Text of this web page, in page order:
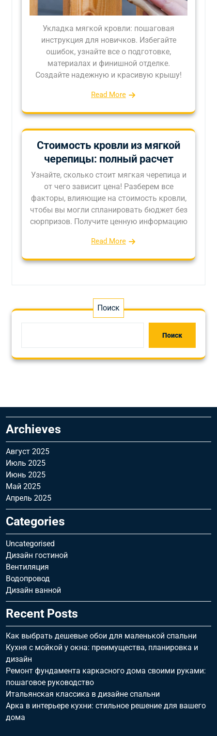
Укладка мягкой кровли: пошаговая
инструкция для новичков. Избегайте
ошибок, узнайте все о подготовке,
материалах и финишной отделке.
Создайте надежную и красивую крышу!
Read More
Стоимость кровли из мягкой
черепицы: полный расчет
Узнайте, сколько стоит мягкая черепица и
от чего зависит цена! Разберем все
факторы, влияющие на стоимость кровли,
чтобы вы могли спланировать бюджет без
сюрпризов. Получите ценную информацию
Read More
Поиск
Поиск
Archieves
Август 2025
Июль 2025
Июнь 2025
Май 2025
Апрель 2025
Categories
Uncategorised
Дизайн гостиной
Вентиляция
Водопровод
Дизайн ванной
Recent Posts
Как выбрать дешевые обои для маленькой спальни
Кухня с мойкой у окна: преимущества, планировка и
дизайн
Ремонт фундамента каркасного дома своими руками:
пошаговое руководство
Итальянская классика в дизайне спальни
Арка в интерьере кухни: стильное решение для вашего
дома